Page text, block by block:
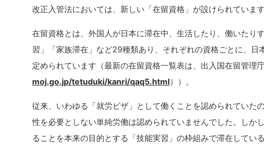
改正入管法においては、新しい「在留資格」が設けられています
在留資格とは、外国人が日本に滞在中、生活したり、働いたり
習」「家族滞在」など29種類あり、それぞれの資格ごとに、
定められています（最新の在留資格一覧表は、出入国在留管理
moj.go.jp/tetuduki/kanri/qaq5.html））。
従来、いわゆる「就労ビザ」として働くことを認められていた
性を必要としない単純労働は認められていませんでした。しか
ることを本来の目的とする「技能実習」の枠組みで滞在してい